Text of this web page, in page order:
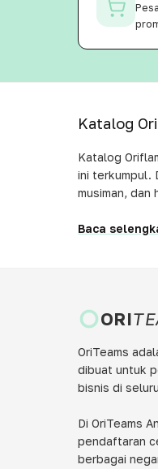
Katalog
Katalog
ini terkumpul.
musiman,
Baca
ORI
OriTeams
dibuat untuk
bisnis di
Di OriTeams
pendaftaran
berbagai